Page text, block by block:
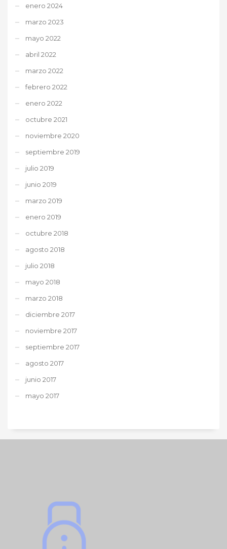
enero 2024
marzo 2023
mayo 2022
abril 2022
marzo 2022
febrero 2022
enero 2022
octubre 2021
noviembre 2020
septiembre 2019
julio 2019
junio 2019
marzo 2019
enero 2019
octubre 2018
agosto 2018
julio 2018
mayo 2018
marzo 2018
diciembre 2017
noviembre 2017
septiembre 2017
agosto 2017
junio 2017
mayo 2017